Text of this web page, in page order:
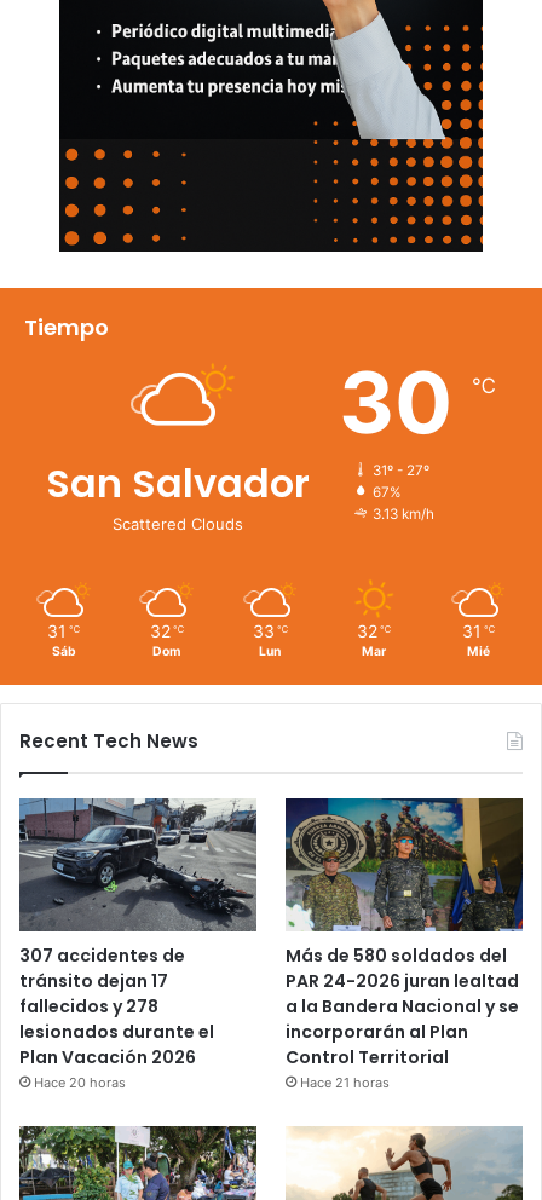
Tiempo
San Salvador
Scattered Clouds
30 ℃
31º - 27º
67%
3.13 km/h
31 ℃
Sáb
32 ℃
Dom
33 ℃
Lun
32 ℃
Mar
31 ℃
Mié
Recent Tech News
307 accidentes de
tránsito dejan 17
fallecidos y 278
lesionados durante el
Plan Vacación 2026
Hace 20 horas
Más de 580 soldados del
PAR 24-2026 juran lealtad
a la Bandera Nacional y se
incorporarán al Plan
Control Territorial
Hace 21 horas